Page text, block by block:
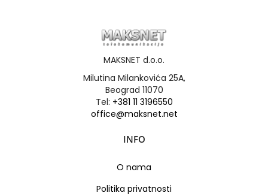
MAKSNET d.o.o.
Milutina Milankovića 25A,
Beograd 11070
Tel: +381 11 3196550
office@maksnet.net
INFO
O nama
Politika privatnosti